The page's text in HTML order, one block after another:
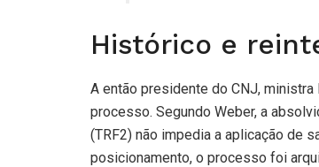
Histórico e
A então presidente do CNJ,
processo. Segundo Weber, a
(TRF2) não impedia a aplicação de
posicionamento, o processo foi